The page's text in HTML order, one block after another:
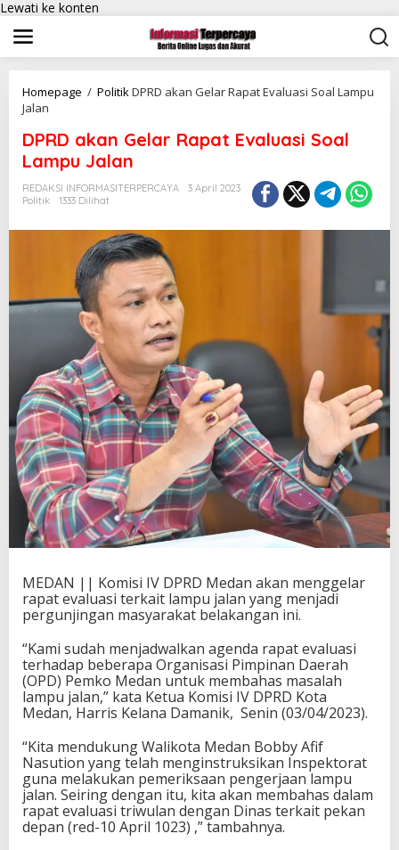
Lewati ke konten
Homepage / PolitikDPRD akan Gelar Rapat Evaluasi Soal Lampu
Jalan
DPRD akan Gelar Rapat Evaluasi Soal
Lampu Jalan
REDAKSI INFORMASITERPERCAYA
3 April 2023
Politik
1333 Dilihat
MEDAN || Komisi IV DPRD Medan akan menggelar
rapat evaluasi terkait lampu jalan yang menjadi
pergunjingan masyarakat belakangan ini.
“Kami sudah menjadwalkan agenda rapat evaluasi
terhadap beberapa Organisasi Pimpinan Daerah
(OPD) Pemko Medan untuk membahas masalah
lampu jalan,” kata Ketua Komisi IV DPRD Kota
Medan, Harris Kelana Damanik, Senin (03/04/2023).
“Kita mendukung Walikota Medan Bobby Afif
Nasution yang telah menginstruksikan Inspektorat
guna melakukan pemeriksaan pengerjaan lampu
jalan. Seiring dengan itu, kita akan membahas dalam
rapat evaluasi triwulan dengan Dinas terkait pekan
depan (red-10 April 1023) ,” tambahnya.